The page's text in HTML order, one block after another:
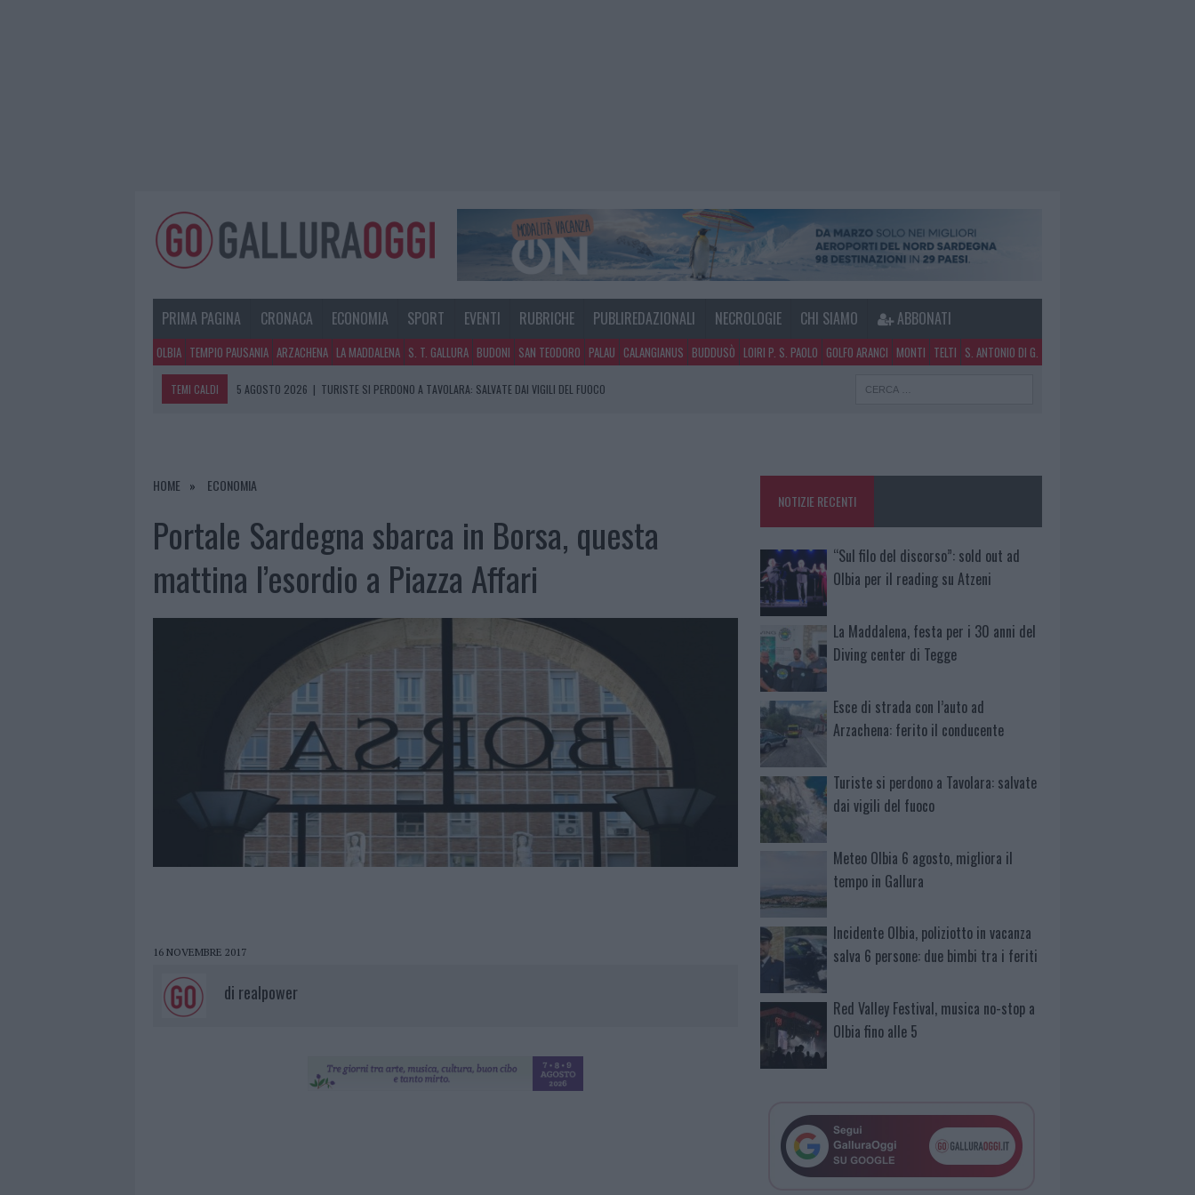
PRIMA PAGINA CRONACA ECONOMIA SPORT EVENTI RUBRICHE PUBLIREDAZIONALI NECROLOGIE CHI SIAMO ABBONATI
OLBIA TEMPIO PAUSANIA ARZACHENA LA MADDALENA S. T. GALLURA BUDONI SAN TEODORO PALAU CALANGIANUS BUDDUSÒ LOIRI P. S. PAOLO GOLFO ARANCI MONTI TELTI S. ANTONIO DI G.
TEMI CALDI 5 AGOSTO 2026 | TURISTE SI PERDONO A TAVOLARA: SALVATE DAI VIGILI DEL FUOCO
5 AGOSTO 2026 |
HOME ECONOMIA
Portale Sardegna sbarca in Borsa, questa
mattina l’esordio a Piazza Affari
16 NOVEMBRE 2017
di realpower
NOTIZIE RECENTI
“Sul filo del discorso”: sold out ad
Olbia per il reading su Atzeni
La Maddalena, festa per i 30 anni del
Diving center di Tegge
Esce di strada con l’auto ad
Arzachena: ferito il conducente
Turiste si perdono a Tavolara: salvate
dai vigili del fuoco
Meteo Olbia 6 agosto, migliora il
tempo in Gallura
Incidente Olbia, poliziotto in vacanza
salva 6 persone: due bimbi tra i feriti
Red Valley Festival, musica no-stop a
Olbia fino alle 5